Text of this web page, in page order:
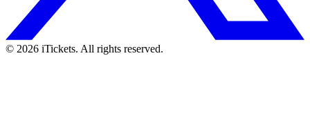
© 2026 iTickets. All rights reserved.